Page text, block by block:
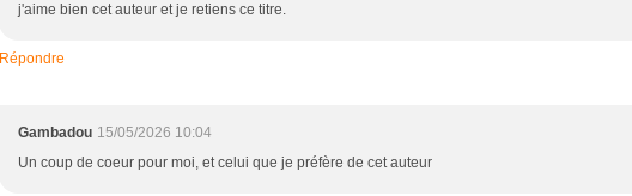
j'aime bien cet auteur et je retiens ce titre.
Répondre
Gambadou 15/05/2026 10:04
Un coup de coeur pour moi, et celui que je préfère de cet auteur